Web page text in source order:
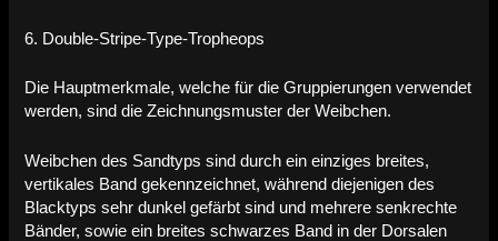
6. Double-Stripe-Type-Tropheops
Die Hauptmerkmale, welche für die Gruppierungen verwendet
werden, sind die Zeichnungsmuster der Weibchen.
Weibchen des Sandtyps sind durch ein einziges breites,
vertikales Band gekennzeichnet, während diejenigen des
Blacktyps sehr dunkel gefärbt sind und mehrere senkrechte
Bänder, sowie ein breites schwarzes Band in der Dorsalen